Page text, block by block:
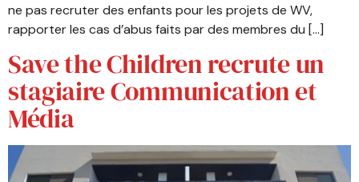
ne pas recruter des enfants pour les projets de WV,
rapporter les cas d’abus faits par des membres du […]
Save the Children recrute un
stagiaire Communication et
Média